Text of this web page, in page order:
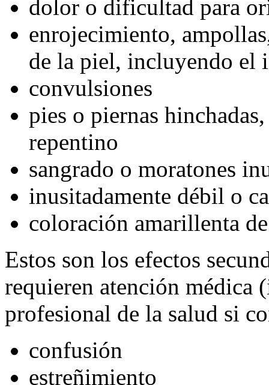
dolor o dificultad para
enrojecimiento,
de la piel, incluyendo el
convulsiones
pies o piernas
repentino
sangrado o moratones
inusitadamente débil o
coloración amarillenta
Estos son los efectos
requieren atención médica
profesional de la salud si
confusión
estreñimiento